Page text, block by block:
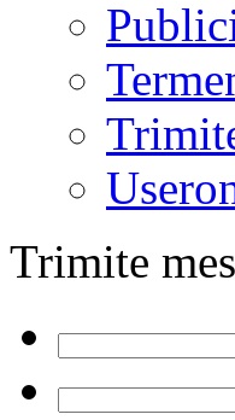
Trimite